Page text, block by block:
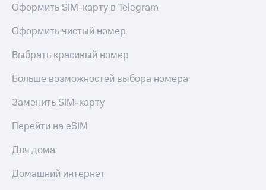
Оформить SIM-карту в Telegram
Оформить чистый номер
Выбрать красивый номер
Больше возможностей выбора номера
Заменить SIM-карту
Перейти на eSIM
Для дома
Домашний интернет